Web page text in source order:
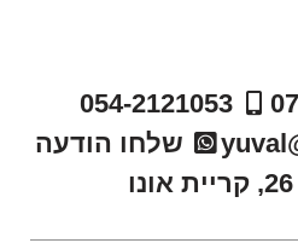
054-2121053
שלחו הודעה